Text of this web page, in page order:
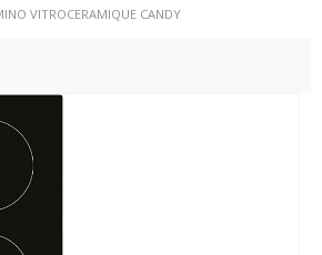
VITROCERAMIQUE CANDY